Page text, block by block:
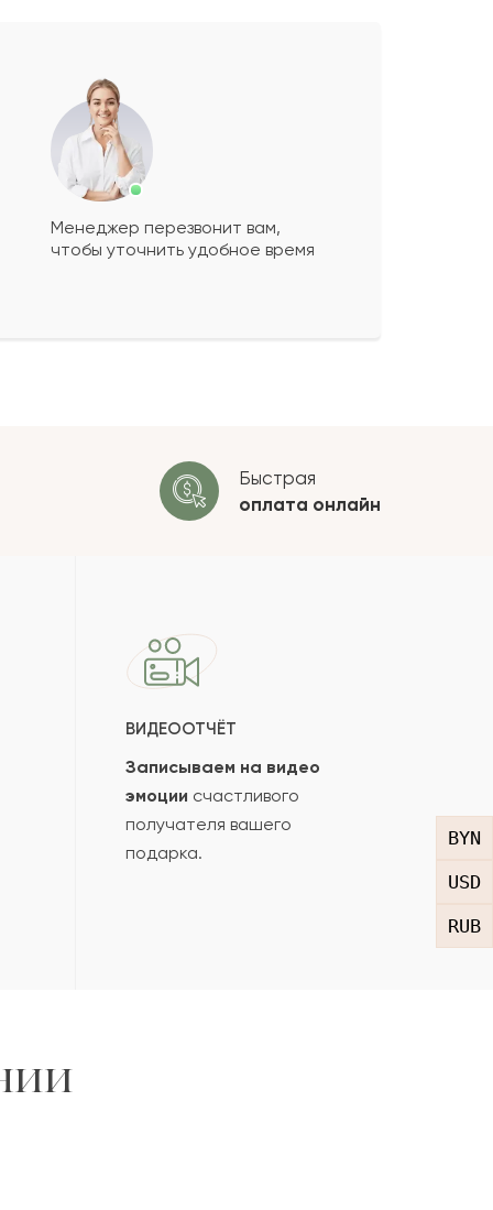
BYN
USD
RUB
будет+?
ОСТАВИТЬ ОТЗЫВ
Менеджер перезвонит вам,
чтобы уточнить удобное время
Быстрая
оплата онлайн
ВИДЕООТЧЁТ
Записываем на видео
эмоции счастливого
получателя вашего
подарка.